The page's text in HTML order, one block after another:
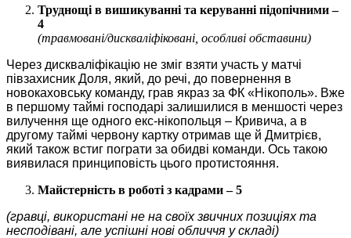
Труднощі в вишикуванні та керуванні підопічними –
4
(травмовані/дискваліфіковані, особливі обставини)
Через дискваліфікацію не зміг взяти участь у матчі
півзахисник Доля, який, до речі, до повернення в
новокаховську команду, грав якраз за ФК «Нікополь». Вже
в першому таймі господарі залишилися в меншості через
вилучення ще одного екс-нікопольця – Кривича, а в
другому таймі червону картку отримав ще й Дмитрієв,
який також встиг пограти за обидві команди. Ось такою
виявилася принциповість цього протистояння.
Майстерність в роботі з кадрами – 5
(гравці, використані не на своїх звичних позиціях та
несподівані, але успішні нові обличчя у складі)